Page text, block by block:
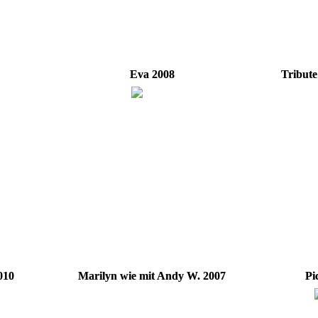
Eva 2008 Tribute
Marilyn wie mit Andy W. 2007